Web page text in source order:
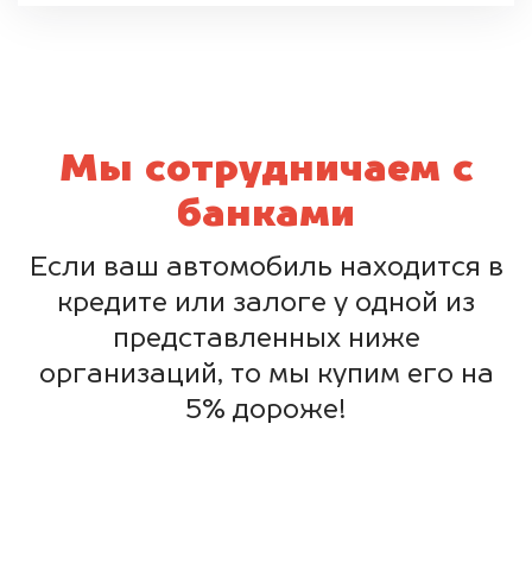
Мы сотрудничаем с
банками
Если ваш автомобиль находится в
кредите или залоге у одной из
представленных ниже
организаций, то мы купим его на
5% дороже!